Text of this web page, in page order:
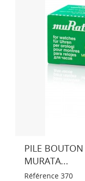
PILE
MURATA...
Référence 370